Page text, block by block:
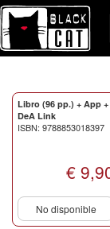
Libro (96 pp.) + App +
DeA Link
ISBN: 9788853018397
€
No disponible